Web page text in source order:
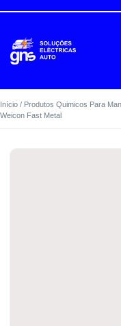
Início / Produtos Quimicos Para
Weicon Fast Metal